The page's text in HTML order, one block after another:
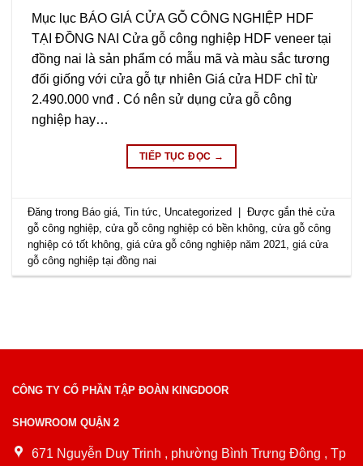
Mục lục BÁO GIÁ CỬA GỖ CÔNG NGHIỆP HDF
TẠI ĐỒNG NAI Cửa gỗ công nghiệp HDF veneer tại
đồng nai là sản phẩm có mẫu mã và màu sắc tương
đối giống với cửa gỗ tự nhiên Giá cửa HDF chỉ từ
2.490.000 vnđ . Có nên sử dụng cửa gỗ công
nghiệp hay…
TIẾP TỤC ĐỌC →
Đăng trong Báo giá ,Tin tức Uncategorized | Được gắn thẻcửa
gỗ công nghiệp ,cửa gỗ công nghiệp có bền không ,cửa gỗ công
nghiệp có tốt không ,giá cửa gỗ công nghiệp năm 2021 ,giá cửa
gỗ công nghiệp tại đồng nai
CÔNG TY CỔ PHẦN TẬP ĐOÀN KINGDOOR
SHOWROOM QUẬN 2
671 Nguyễn Duy Trinh , phường Bình Trưng Đông , Tp